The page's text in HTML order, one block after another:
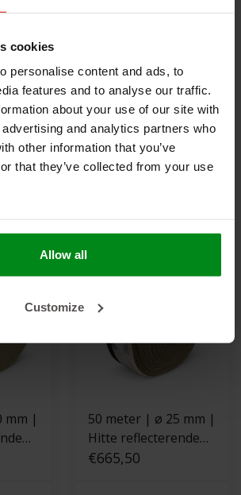
cookies
personalise content and ads, to
features and to analyse our traffic.
about your use of our site with
and analytics partners who
other information that you’ve
that they’ve collected from your use
Allow all
Customize
mm |
-
50 meter | ø 20 mm |
Hitte reflecterende
kevlar isolatiekous -
klittenband sluiting
€544,50
mm |
-
50 meter | ø 25 mm |
Hitte reflecterende
kevlar isolatiekous -
€665,50